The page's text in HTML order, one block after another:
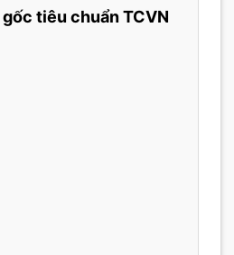
gốc tiêu chuẩn TCVN